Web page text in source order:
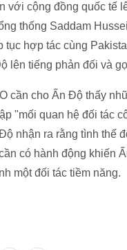
với cộng đồng quốc tế
thống Saddam
tục hợp tác cùng
lên tiếng phản đối và
cần cho Ấn Độ thấy
"mối quan hệ đối tác
nhận ra rằng tình thế
có hành động
một đối tác tiềm năng.